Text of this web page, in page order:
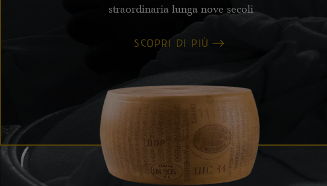
straordinaria lunga nove secoli
SCOPRI DI PIÙ